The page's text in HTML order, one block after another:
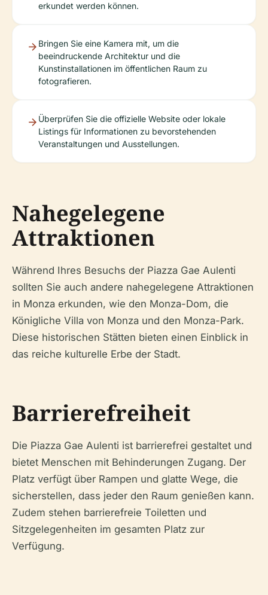
erkundet werden können.
Bringen Sie eine Kamera mit, um die
beeindruckende Architektur und die
Kunstinstallationen im öffentlichen Raum zu
fotografieren.
Überprüfen Sie die offizielle Website oder lokale
Listings für Informationen zu bevorstehenden
Veranstaltungen und Ausstellungen.
Nahegelegene
Attraktionen
Während Ihres Besuchs der Piazza Gae Aulenti
sollten Sie auch andere nahegelegene Attraktionen
in Monza erkunden, wie den Monza-Dom, die
Königliche Villa von Monza und den Monza-Park.
Diese historischen Stätten bieten einen Einblick in
das reiche kulturelle Erbe der Stadt.
Barrierefreiheit
Die Piazza Gae Aulenti ist barrierefrei gestaltet und
bietet Menschen mit Behinderungen Zugang. Der
Platz verfügt über Rampen und glatte Wege, die
sicherstellen, dass jeder den Raum genießen kann.
Zudem stehen barrierefreie Toiletten und
Sitzgelegenheiten im gesamten Platz zur
Verfügung.